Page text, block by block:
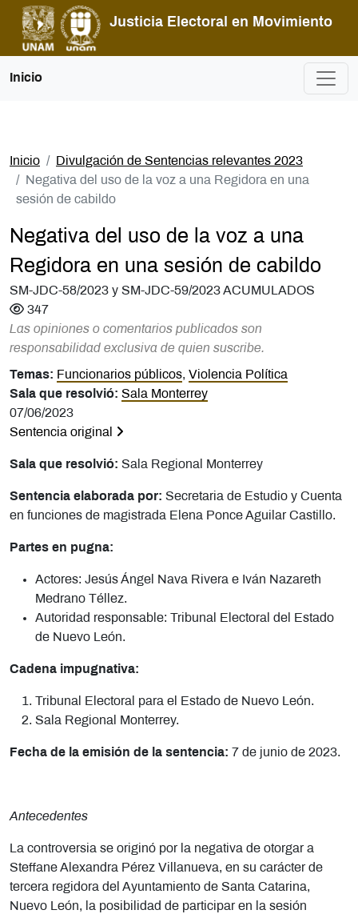
Justicia Electoral en Movimiento
Inicio
Inicio
Divulgación de Sentencias relevantes 2023
Negativa del uso de la voz a una Regidora en una
sesión de cabildo
Negativa del uso de la voz a una
Regidora en una sesión de cabildo
SM-JDC-58/2023 y SM-JDC-59/2023 ACUMULADOS
347
Las opiniones o comentarios publicados son
responsabilidad exclusiva de quien suscribe.
Temas: Funcionarios públicos, Violencia Política
Sala que resolvió: Sala Monterrey
07/06/2023
Sentencia original
Sala que resolvió: Sala Regional Monterrey
Sentencia elaborada por: Secretaria de Estudio y Cuenta
en funciones de magistrada Elena Ponce Aguilar Castillo.
Partes en pugna:
Actores: Jesús Ángel Nava Rivera e Iván Nazareth
Medrano Téllez.
Autoridad responsable: Tribunal Electoral del Estado
de Nuevo León.
Cadena impugnativa:
Tribunal Electoral para el Estado de Nuevo León.
Sala Regional Monterrey.
Fecha de la emisión de la sentencia: 7 de junio de 2023.
Antecedentes
La controversia se originó por la negativa de otorgar a
Steffane Alexandra Pérez Villanueva, en su carácter de
tercera regidora del Ayuntamiento de Santa Catarina,
Nuevo León, la posibilidad de participar en la sesión